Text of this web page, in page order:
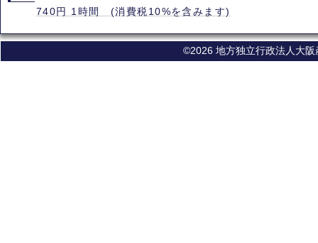
740円 1時間 (消費税10%を含みます)
©2026 地方独立行政法人大阪